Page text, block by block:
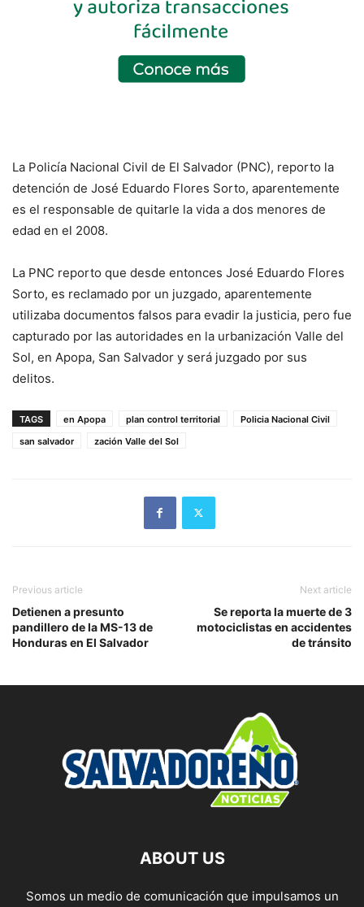
La Policía Nacional Civil de El Salvador (PNC), reporto la
detención de José Eduardo Flores Sorto, aparentemente
es el responsable de quitarle la vida a dos menores de
edad en el 2008.
La PNC reporto que desde entonces José Eduardo Flores
Sorto, es reclamado por un juzgado, aparentemente
utilizaba documentos falsos para evadir la justicia, pero fue
capturado por las autoridades en la urbanización Valle del
Sol, en Apopa, San Salvador y será juzgado por sus
delitos.
TAGS en Apopa plan control territorial
Policia Nacional Civil
san salvador
zación Valle del Sol
Previous article
Detienen a presunto
pandillero de la MS-13 de
Honduras en El Salvador
Next article
Se reporta la muerte de 3
motociclistas en accidentes
de tránsito
ABOUT US
Somos un medio de comunicación que impulsamos un